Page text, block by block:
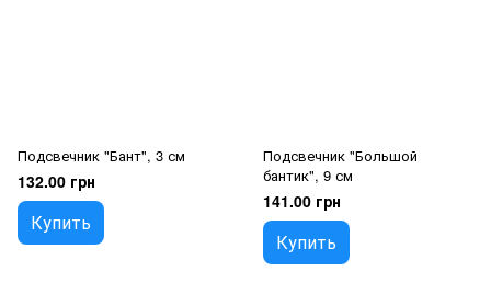
Подсвечник "Бант", 3 см
132.00 грн
Купить
Подсвечник "Большой
бантик", 9 см
141.00 грн
Купить